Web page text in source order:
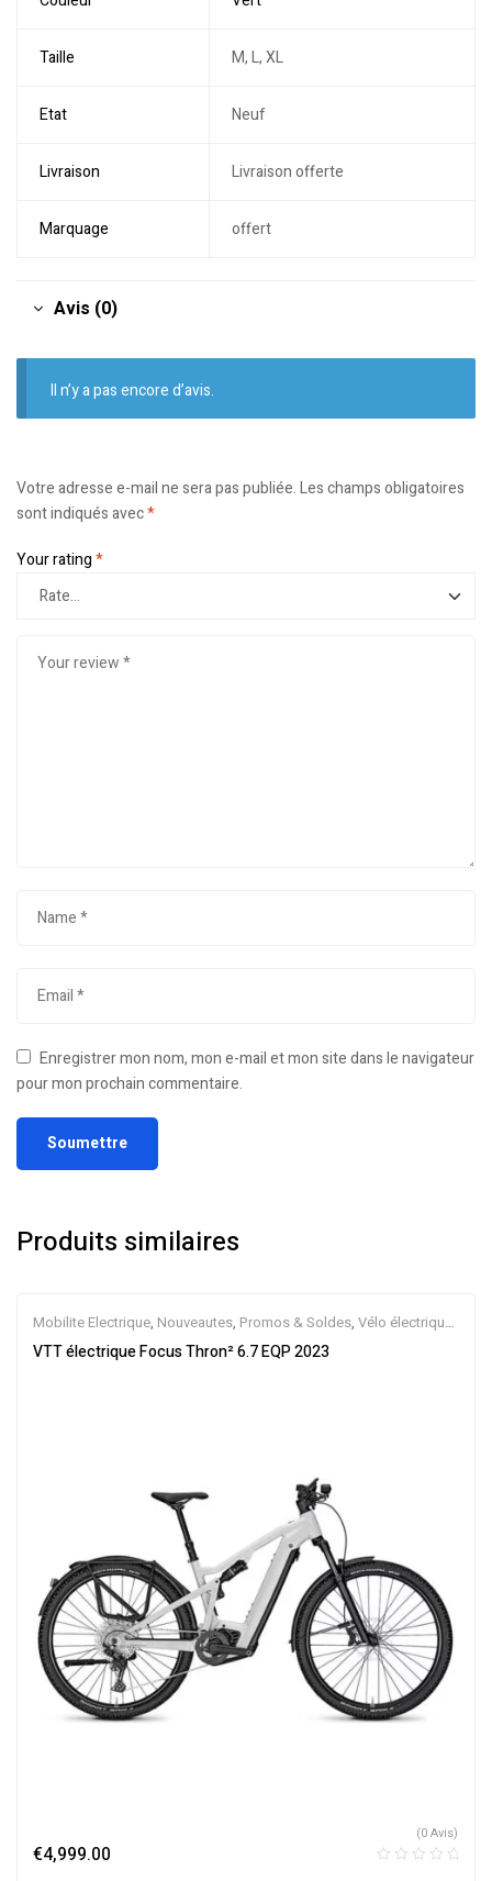
Taille M, L, XL
Etat Neuf
Livraison Livraison offerte
Marquage offert
Avis (0)
Il n’y a pas encore d’avis.
Votre adresse e-mail ne sera pas publiée.Les champs obligatoires
sont indiqués avec*
Your rating*
Enregistrer mon nom, mon e-mail et mon site dans le navigateur
pour mon prochain commentaire.
Produits similaires
Mobilite Electrique, Nouveautes, Promos & Soldes, Vélo électrique
ville,Velos Electriques,VTT Électriques
VTT électrique Focus Thron² 6.7 EQP 2023
€4,999.00
(0 Avis)